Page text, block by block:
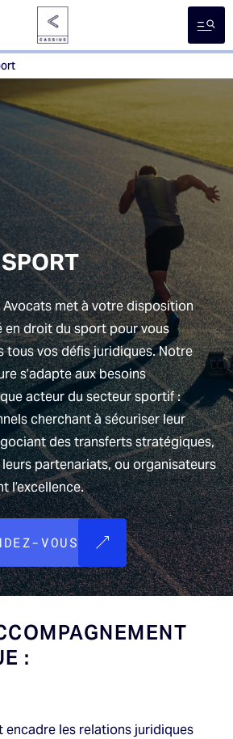
Avocats met à votre disposition
en droit du sport pour vous
tous vos défis juridiques. Notre
s’adapte aux besoins
acteur du secteur sportif :
cherchant à sécuriser leur
des transferts stratégiques,
partenariats, ou organisateurs
l’excellence.
VOUS
:
encadre les relations juridiques